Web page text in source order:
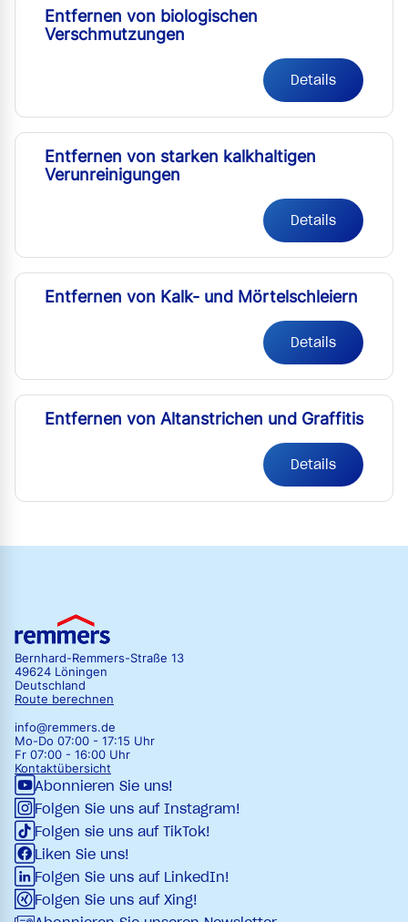
Entfernen von biologischen
Verschmutzungen
Details
Entfernen von starken kalkhaltigen
Verunreinigungen
Details
Entfernen von Kalk- und Mörtelschleiern
Details
Entfernen von Altanstrichen und Graffitis
Details
Bernhard-Remmers-Straße 13
49624 Löningen
Deutschland
Route berechnen
info@remmers.de
Mo-Do 07:00 - 17:15 Uhr
Fr 07:00 - 16:00 Uhr
Kontaktübersicht
Abonnieren Sie uns!
Folgen Sie uns auf Instagram!
Folgen sie uns auf TikTok!
Liken Sie uns!
Folgen Sie uns auf LinkedIn!
Folgen Sie uns auf Xing!